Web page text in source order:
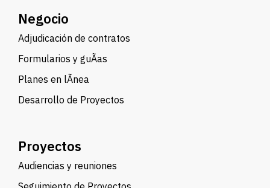
Negocio
Adjudicación de contratos
Formularios y guÃ­as
Planes en lÃ­nea
Desarrollo de Proyectos
Proyectos
Audiencias y reuniones